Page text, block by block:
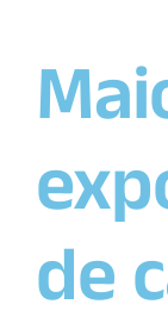
de